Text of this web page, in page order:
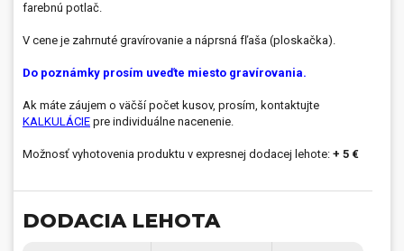
farebnú potlač.
V cene je zahrnuté gravírovanie a náprsná fľaša (ploskačka).
Do poznámky prosím uveďte miesto gravírovania.
Ak máte záujem o väčší počet kusov, prosím, kontaktujte
KALKULÁCIE pre individuálne nacenenie.
Možnosť vyhotovenia produktu v expresnej dodacej lehote: + 5 €
DODACIA LEHOTA